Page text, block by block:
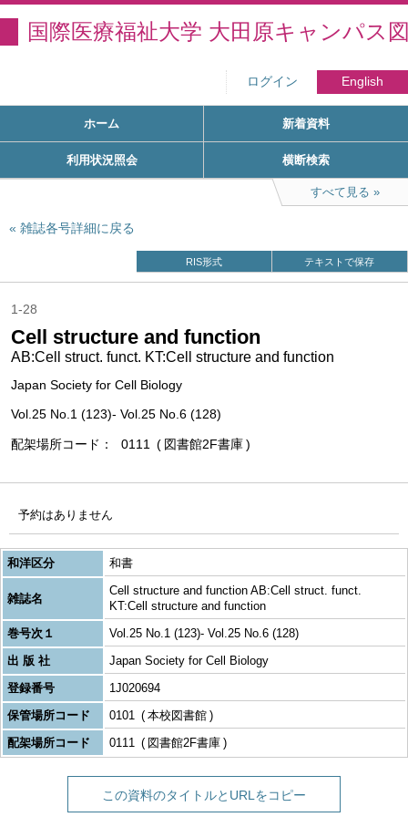
国際医療福祉大学 大田原キャンパス
ログイン English
ホーム 新着資料
利用状況照会 横断検索
すべて見る
雑誌各号詳細に戻る
RIS形式 テキストで保存
1-28
Cell structure and function
AB:Cell struct. funct. KT:Cell structure and function
Japan Society for Cell Biology
Vol.25 No.1 (123)- Vol.25 No.6 (128)
配架場所コード 0111 図書館2F書庫
予約はありません
和洋区分 和書
雑誌名
Cell structure and function AB:Cell struct. funct.
KT:Cell structure and function
巻号次１
Vol.25 No.1 (123)- Vol.25 No.6 (128)
出 版 社
Japan Society for Cell Biology
登録番号
1J020694
保管場所コード
0101
本校図書館
配架場所コード
0111 図書館2F書庫
この資料のタイトルとURLをコピー